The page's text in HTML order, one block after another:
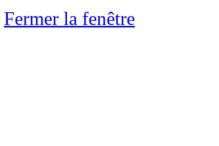
Fermer la fenêtre